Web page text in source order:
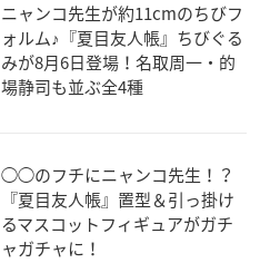
ニャンコ先生が約11cmのちびフ
ォルム♪『夏目友人帳』ちびぐる
みが8月6日登場！名取周一・的
場静司も並ぶ全4種
◯◯のフチにニャンコ先生！？
『夏目友人帳』置型＆引っ掛け
るマスコットフィギュアがガチ
ャガチャに！